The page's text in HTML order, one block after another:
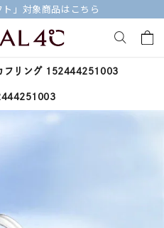
」対象商品はこちら
キーワードで検索する
フリング 152444251003